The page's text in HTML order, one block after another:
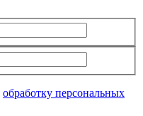
обработку персональных